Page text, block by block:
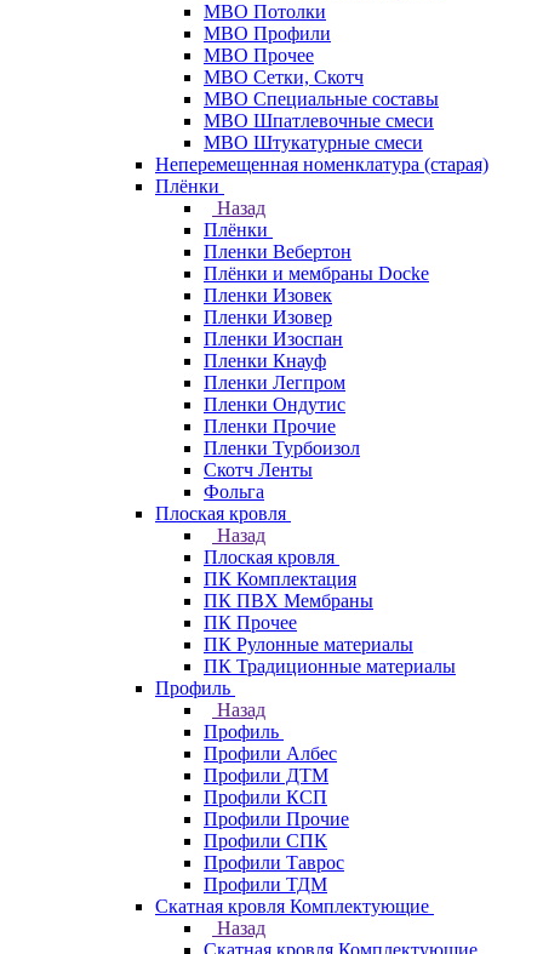
МВО Потолки
МВО Профили
МВО Прочее
МВО Сетки, Скотч
МВО Специальные составы
МВО Шпатлевочные смеси
МВО Штукатурные смеси
Неперемещенная номенклатура (старая)
Плёнки
Назад
Плёнки
Пленки Вебертон
Плёнки и мембраны Docke
Пленки Изовек
Пленки Изовер
Пленки Изоспан
Пленки Кнауф
Пленки Легпром
Пленки Ондутис
Пленки Прочие
Пленки Турбоизол
Скотч Ленты
Фольга
Плоская кровля
Назад
Плоская кровля
ПК Комплектация
ПК ПВХ Мембраны
ПК Прочее
ПК Рулонные материалы
ПК Традиционные материалы
Профиль
Назад
Профиль
Профили Албес
Профили ДТМ
Профили КСП
Профили Прочие
Профили СПК
Профили Таврос
Профили ТДМ
Скатная кровля Комплектующие
Назад
Скатная кровля Комплектующие